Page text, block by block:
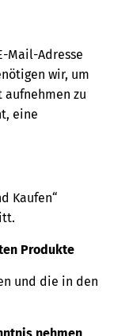
Mail-Adresse
wir, um
zu
eine
Kaufen“
Produkte
und die in den